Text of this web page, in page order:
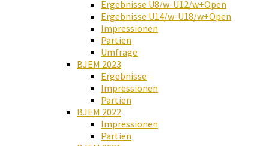
Ergebnisse U8/w-U12/w+Open
Ergebnisse U14/w-U18/w+Open
Impressionen
Partien
Umfrage
BJEM 2023
Ergebnisse
Impressionen
Partien
BJEM 2022
Impressionen
Partien